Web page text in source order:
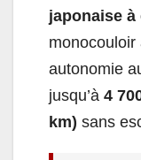
japonaise à
autonomie
jusqu’à 4
km) sans